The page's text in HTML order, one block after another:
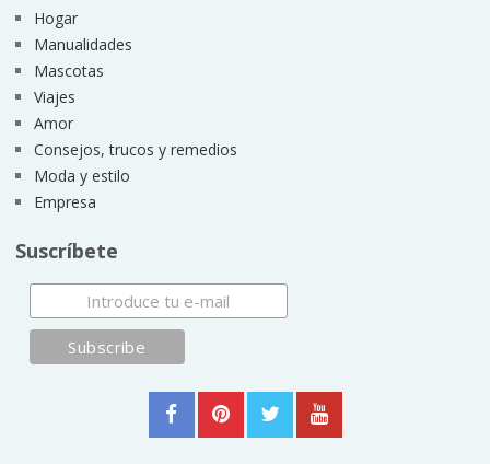
Hogar
Manualidades
Mascotas
Viajes
Amor
Consejos, trucos y remedios
Moda y estilo
Empresa
Suscríbete